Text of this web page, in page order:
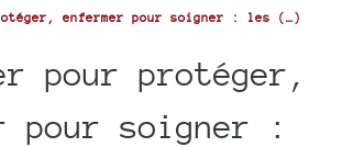
enfermer pour soigner : les (…)
pour protéger,
pour soigner :